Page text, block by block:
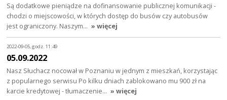
Są dodatkowe pieniądze na dofinansowanie publicznej komunikacji -
chodzi o miejscowości, w których dostęp do busów czy autobusów
jest ograniczony. Naszym… » więcej
2022-09-05, godz. 11:49
05.09.2022
Nasz Słuchacz nocował w Poznaniu w jednym z mieszkań, korzystając
z popularnego serwisu Po kilku dniach zablokowano mu 900 zł na
karcie kredytowej - tłumaczenie… » więcej